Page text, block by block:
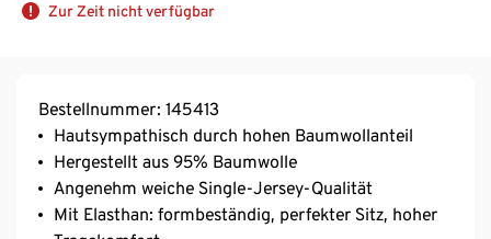
Zur Zeit nicht verfügbar
Bestellnummer: 145413
Hautsympathisch durch hohen Baumwollanteil
Hergestellt aus 95% Baumwolle
Angenehm weiche Single-Jersey-Qualität
Mit Elasthan: formbeständig, perfekter Sitz, hoher